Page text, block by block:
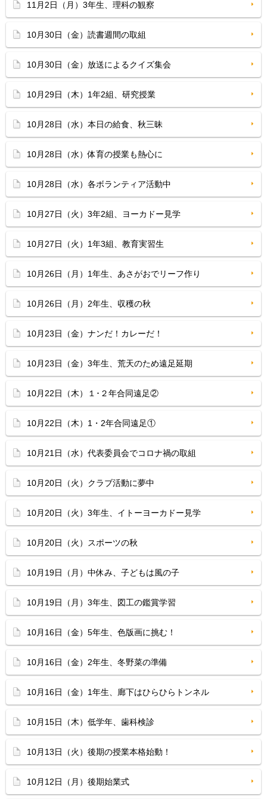
11月2日（月）3年生、理科の観察
10月30日（金）読書週間の取組
10月30日（金）放送によるクイズ集会
10月29日（木）1年2組、研究授業
10月28日（水）本日の給食、秋三昧
10月28日（水）体育の授業も熱心に
10月28日（水）各ボランティア活動中
10月27日（火）3年2組、ヨーカドー見学
10月27日（火）1年3組、教育実習生
10月26日（月）1年生、あさがおでリーフ作り
10月26日（月）2年生、収穫の秋
10月23日（金）ナンだ！カレーだ！
10月23日（金）3年生、荒天のため遠足延期
10月22日（木）１･２年合同遠足②
10月22日（木）1・2年合同遠足①
10月21日（水）代表委員会でコロナ禍の取組
10月20日（火）クラブ活動に夢中
10月20日（火）3年生、イトーヨーカドー見学
10月20日（火）スポーツの秋
10月19日（月）中休み、子どもは風の子
10月19日（月）3年生、図工の鑑賞学習
10月16日（金）5年生、色版画に挑む！
10月16日（金）2年生、冬野菜の準備
10月16日（金）1年生、廊下はひらひらトンネル
10月15日（木）低学年、歯科検診
10月13日（火）後期の授業本格始動！
10月12日（月）後期始業式